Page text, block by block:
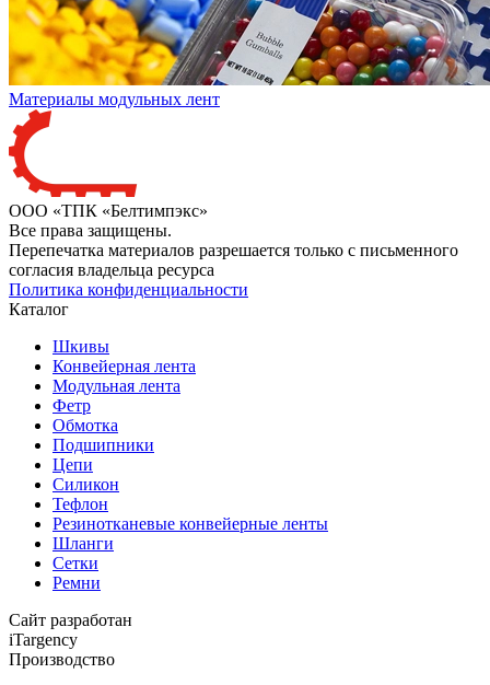
Материалы модульных лент
ООО «ТПК «Белтимпэкс»
Все права защищены.
Перепечатка материалов разрешается только с письменного
согласия владельца ресурса
Политика конфиденциальности
Каталог
Шкивы
Конвейерная лента
Модульная лента
Фетр
Обмотка
Подшипники
Цепи
Силикон
Тефлон
Резинотканевые конвейерные ленты
Шланги
Сетки
Ремни
Сайт разработан
iTargency
Производство